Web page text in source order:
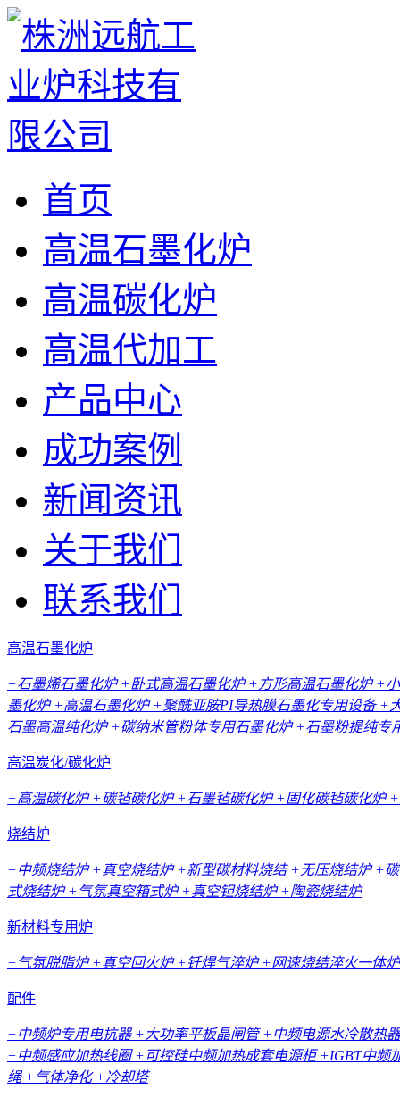
首页
高温石墨化炉
高温碳化炉
高温代加工
产品中心
成功案例
新闻资讯
关于我们
联系我们
高温石墨化炉
+石墨烯石墨化炉+卧式高温石墨化炉+方形高温石墨化炉+
墨化炉+高温石墨化炉+聚酰亚胺PI导热膜石墨化专用设备 +
石墨高温纯化炉+碳纳米管粉体专用石墨化炉+石墨粉提纯专
高温炭化/碳化炉
+高温碳化炉+碳毡碳化炉+石墨毡碳化炉+固化碳毡碳化炉
烧结炉
+中频烧结炉+真空烧结炉+新型碳材料烧结+无压烧结炉+
式烧结炉+气氛真空箱式炉+真空钽烧结炉+陶瓷烧结炉
新材料专用炉
+气氛脱脂炉+真空回火炉+钎焊气淬炉+网速烧结淬火一体炉
配件
+中频炉专用电抗器 +大功率平板晶闸管+中频电源水冷散热
+中频感应加热线圈+可控硅中频加热成套电源柜+IGBT中频
绳 +气体净化+冷却塔